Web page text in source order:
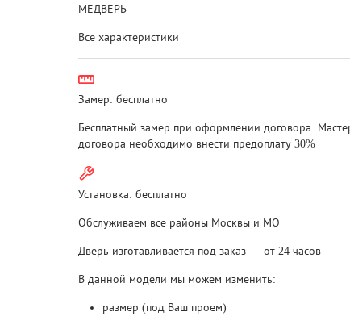
МЕДВЕРЬ
Все характеристики
Замер: бесплатно
Бесплатный замер при оформлении договора.
договора необходимо внести предоплату 30%
Установка: бесплатно
Обслуживаем все районы Москвы и МО
Дверь изготавливается под заказ — от 24 часов
В данной модели мы можем изменить:
размер (под Ваш проем)